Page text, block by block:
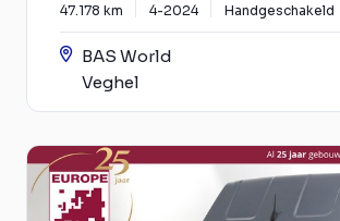
47.178 km 4-2024 Handgeschakeld
BAS World
Veghel